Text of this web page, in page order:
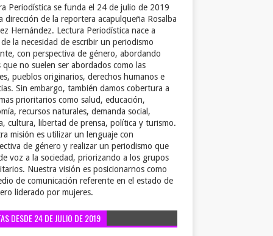
Periodística se funda el 24 de julio de 2019
dirección de la reportera acapulqueña Rosalba
Hernández. Lectura Periodística nace a
la necesidad de escribir un periodismo
con perspectiva de género, abordando
que no suelen ser abordados como las
pueblos originarios, derechos humanos e
Sin embargo, también damos cobertura a
prioritarios como salud, educación,
recursos naturales, demanda social,
cultura, libertad de prensa, política y turismo.
misión es utilizar un lenguaje con
de género y realizar un periodismo que
voz a la sociedad, priorizando a los grupos
Nuestra visión es posicionarnos como
de comunicación referente en el estado de
liderado por mujeres.
DESDE 24 DE JULIO DE 2019